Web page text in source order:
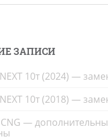
ЗАПИСИ
10т (2024) —
10т (2018) —
CNG —